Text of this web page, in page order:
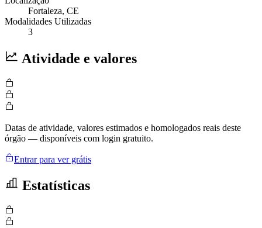
Fortaleza, CE
Modalidades Utilizadas
3
Atividade e valores
Datas de atividade, valores estimados e homologados reais deste
órgão — disponíveis com login gratuito.
Entrar para ver grátis
Estatísticas